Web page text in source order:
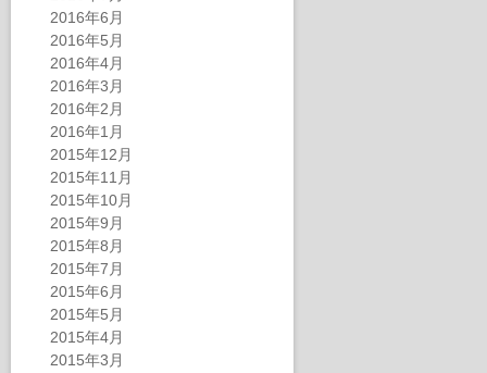
2016年6月
2016年5月
2016年4月
2016年3月
2016年2月
2016年1月
2015年12月
2015年11月
2015年10月
2015年9月
2015年8月
2015年7月
2015年6月
2015年5月
2015年4月
2015年3月